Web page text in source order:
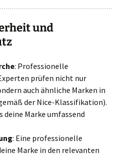
und
: Professionelle
prüfen nicht nur
auch ähnliche Marken in
der Nice-Klassifikation).
deine Marke umfassend
: Eine professionelle
Marke in den relevanten